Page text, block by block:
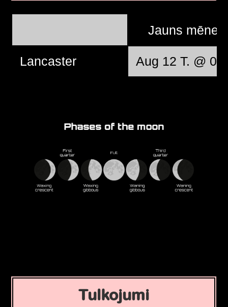
Jauns
Lancaster Aug 12 T. @
Tulkojumi